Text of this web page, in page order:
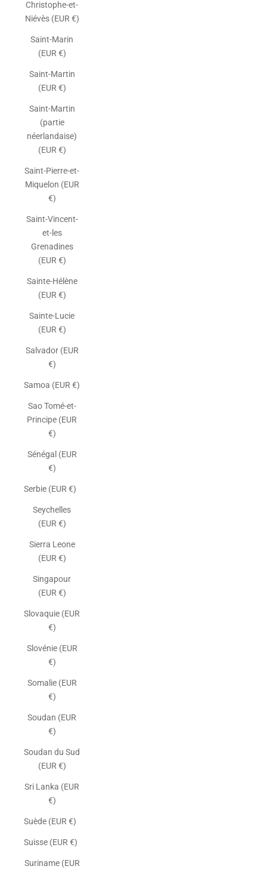
Christophe-et-
Niévès (EUR €)
Saint-Marin
(EUR €)
Saint-Martin
(EUR €)
Saint-Martin
(partie
néerlandaise)
(EUR €)
Saint-Pierre-et-
Miquelon (EUR
€)
Saint-Vincent-
et-les
Grenadines
(EUR €)
Sainte-Hélène
(EUR €)
Sainte-Lucie
(EUR €)
Salvador (EUR
€)
Samoa (EUR €)
Sao Tomé-et-
Principe (EUR
€)
Sénégal (EUR
€)
Serbie (EUR €)
Seychelles
(EUR €)
Sierra Leone
(EUR €)
Singapour
(EUR €)
Slovaquie (EUR
€)
Slovénie (EUR
€)
Somalie (EUR
€)
Soudan (EUR
€)
Soudan du Sud
(EUR €)
Sri Lanka (EUR
€)
Suède (EUR €)
Suisse (EUR €)
Suriname (EUR